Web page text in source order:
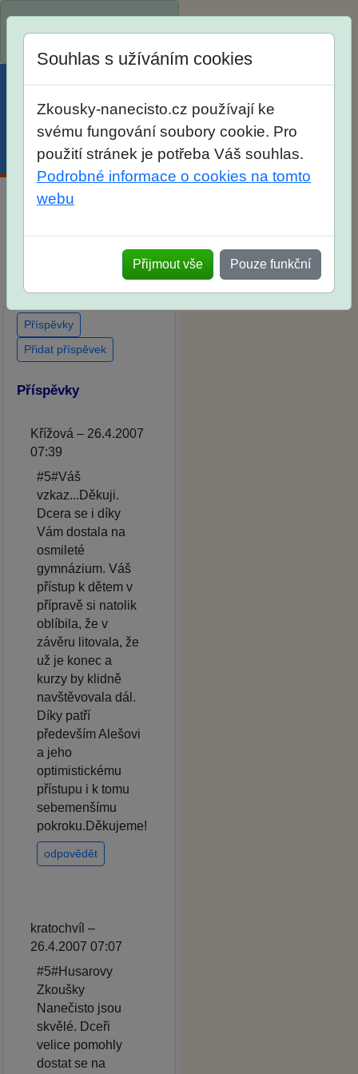
na školní rok 2026/2027!
Menu Účet Košík
zkoušek na SŠ? Vaše
ohlasy po skutečných
přijímacích zkouškách
Souhlas s užíváním cookies
Zkousky-nanecisto.cz používají ke
svému fungování soubory cookie. Pro
použití stránek je potřeba Váš souhlas.
Podrobné informace o cookies na tomto
webu
Přijmout vše Pouze funkční
Příspěvky
Přidat příspěvek
Příspěvky
Křížová – 26.4.2007
07:39
#5#Váš
vzkaz...Děkuji.
Dcera se i díky
Vám dostala na
osmileté
gymnázium. Váš
přístup k dětem v
přípravě si natolik
oblíbila, že v
závěru litovala, že
už je konec a
kurzy by klidně
navštěvovala dál.
Díky patří
především Alešovi
a jeho
optimistickému
přístupu i k tomu
sebemenšímu
pokroku.Děkujeme!
odpovědět
kratochvíl –
26.4.2007 07:07
#5#Husarovy
Zkoušky
Nanečisto jsou
skvělé. Dceři
velice pomohly
dostat se na